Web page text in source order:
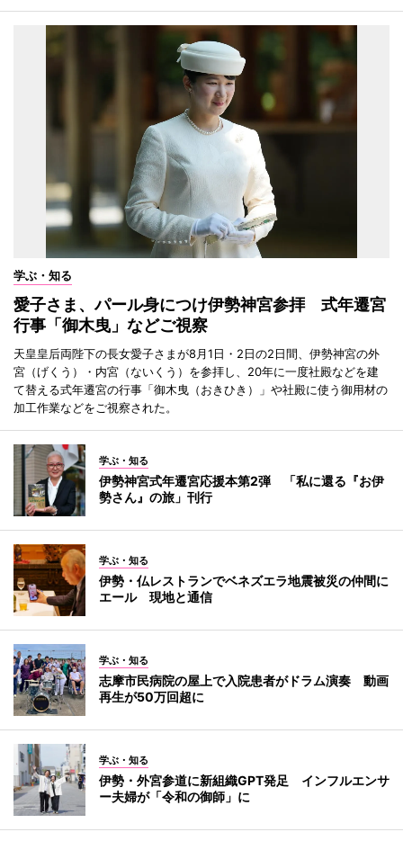
学ぶ・知る
愛子さま、パール身につけ伊勢神宮参拝 式年遷宮
行事「御木曳」などご視察
天皇皇后両陛下の長女愛子さまが8月1日・2日の2日間、伊勢神宮の外
宮（げくう）・内宮（ないくう）を参拝し、20年に一度社殿などを建
て替える式年遷宮の行事「御木曳（おきひき）」や社殿に使う御用材の
加工作業などをご視察された。
学ぶ・知る
伊勢神宮式年遷宮応援本第2弾 「私に還る『お伊
勢さん』の旅」刊行
学ぶ・知る
伊勢・仏レストランでベネズエラ地震被災の仲間に
エール 現地と通信
学ぶ・知る
志摩市民病院の屋上で入院患者がドラム演奏 動画
再生が50万回超に
学ぶ・知る
伊勢・外宮参道に新組織GPT発足 インフルエンサ
ー夫婦が「令和の御師」に